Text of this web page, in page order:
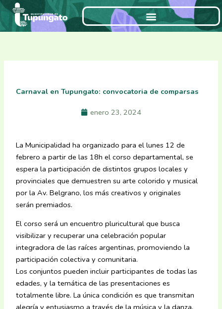
Ir
contenido
Carnaval en Tupungato: convocatoria de comparsas
enero 23, 2024
La Municipalidad ha organizado para el lunes 12 de
febrero a partir de las 18h el corso departamental, se
espera la participación de distintos grupos locales y
provinciales que demuestren su arte colorido y musical
por la Av. Belgrano, los más creativos y originales
serán premiados.
El corso será un encuentro pluricultural que busca
visibilizar y recuperar una celebración popular
integradora de las raíces argentinas, promoviendo la
participación colectiva y comunitaria.
Los conjuntos pueden incluir participantes de todas las
edades, y la temática de las presentaciones es
totalmente libre. La única condición es que transmitan